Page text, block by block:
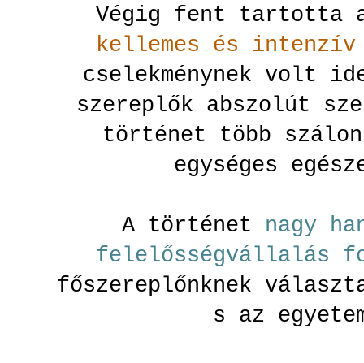
Végig fent tartotta
kellemes és
cselekménynek volt
szereplők abszolút
történet több
egységes
A történet nagy
felelősségvállalás
főszereplőnknek
s az